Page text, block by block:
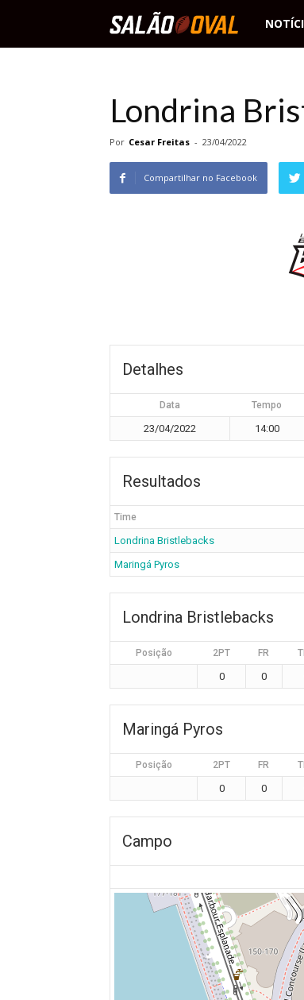
Salão
Londrina
Por Cesar Freitas - 23/04/2022
Compartilhar no Facebook
Detalhes
Data Tempo
23/04/2022 14:00
Resultados
Time
Londrina Bristlebacks
Maringá Pyros
Londrina Bristlebacks
Posição 2PT FR
0 0
Maringá Pyros
Posição 2PT FR
0 0
Campo